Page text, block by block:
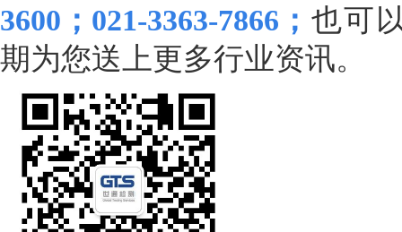
3600；021-3363-7866； 也可
期为您送上更多行业资讯。